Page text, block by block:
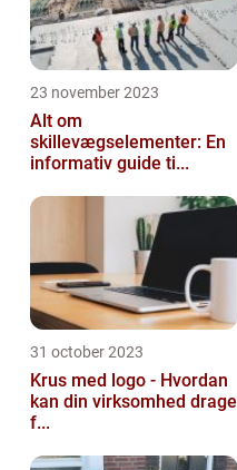
23 november 2023
Alt om
skillevægselementer: En
informativ guide ti...
31 october 2023
Krus med logo - Hvordan
kan din virksomhed drage
f...